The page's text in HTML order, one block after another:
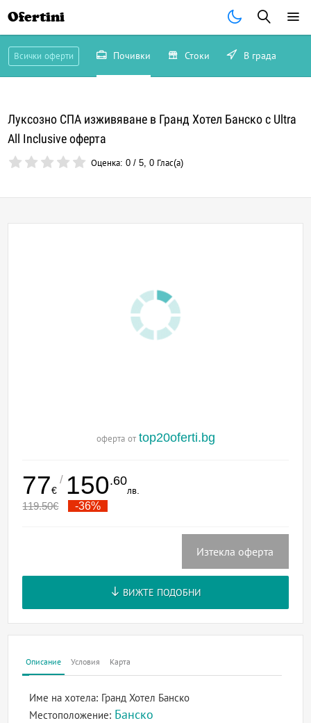
Ofertini
Всички оферти Почивки Стоки В града
Луксозно СПА изживяване в Гранд Хотел Банско с Ultra
All Inclusive оферта
Оценка:0 /5,0 Глас(а)
оферта от top20oferti.bg
77€
/ 150.60
лв.
119.50€ -36%
Изтекла оферта
ВИЖТЕ ПОДОБНИ
Описание Условия Карта
Име на хотела: Гранд Хотел Банско
Местоположение: Банско